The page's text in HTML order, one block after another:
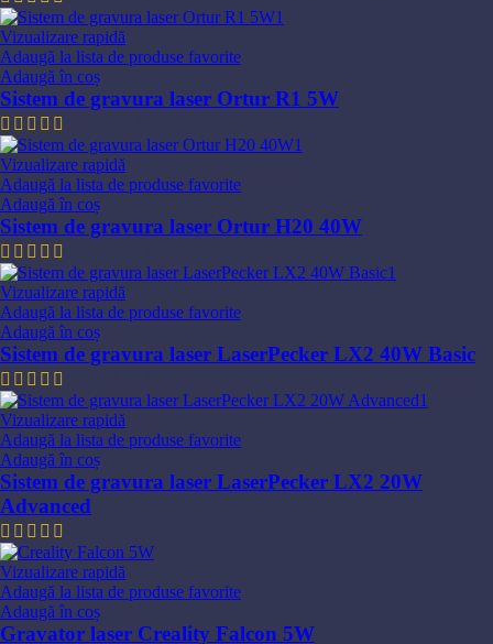
Vizualizare rapidă
Adaugă la lista de produse favorite
Adaugă în coș
Sistem de gravura laser Ortur R1 5W
Vizualizare rapidă
Adaugă la lista de produse favorite
Adaugă în coș
Sistem de gravura laser Ortur H20 40W
Vizualizare rapidă
Adaugă la lista de produse favorite
Adaugă în coș
Sistem de gravura laser LaserPecker LX2 40W Basic
Vizualizare rapidă
Adaugă la lista de produse favorite
Adaugă în coș
Sistem de gravura laser LaserPecker LX2 20W
Advanced
Vizualizare rapidă
Adaugă la lista de produse favorite
Adaugă în coș
Gravator laser Creality Falcon 5W